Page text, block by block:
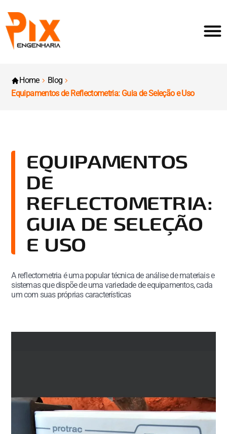
Home
Blog
Equipamentos de Reflectometria: Guia de Seleção e Uso
EQUIPAMENTOS
DE
REFLECTOMETRIA:
GUIA DE SELEÇÃO
E USO
A reflectometria é uma popular técnica de análise de materiais e
sistemas que dispõe de uma variedade de equipamentos, cada
um com suas próprias características